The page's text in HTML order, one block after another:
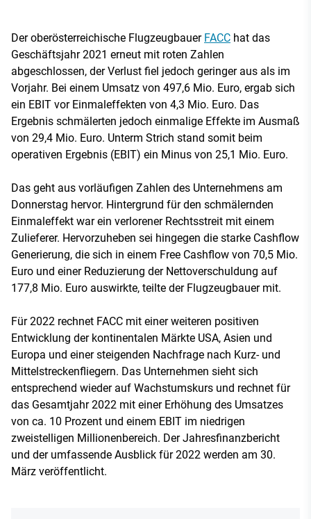
Der oberösterreichische Flugzeugbauer FACC hat das
Geschäftsjahr 2021 erneut mit roten Zahlen
abgeschlossen, der Verlust fiel jedoch geringer aus als im
Vorjahr. Bei einem Umsatz von 497,6 Mio. Euro, ergab sich
ein EBIT vor Einmaleffekten von 4,3 Mio. Euro. Das
Ergebnis schmälerten jedoch einmalige Effekte im Ausmaß
von 29,4 Mio. Euro. Unterm Strich stand somit beim
operativen Ergebnis (EBIT) ein Minus von 25,1 Mio. Euro.
Das geht aus vorläufigen Zahlen des Unternehmens am
Donnerstag hervor. Hintergrund für den schmälernden
Einmaleffekt war ein verlorener Rechtsstreit mit einem
Zulieferer. Hervorzuheben sei hingegen die starke Cashflow
Generierung, die sich in einem Free Cashflow von 70,5 Mio.
Euro und einer Reduzierung der Nettoverschuldung auf
177,8 Mio. Euro auswirkte, teilte der Flugzeugbauer mit.
Für 2022 rechnet FACC mit einer weiteren positiven
Entwicklung der kontinentalen Märkte USA, Asien und
Europa und einer steigenden Nachfrage nach Kurz- und
Mittelstreckenfliegern. Das Unternehmen sieht sich
entsprechend wieder auf Wachstumskurs und rechnet für
das Gesamtjahr 2022 mit einer Erhöhung des Umsatzes
von ca. 10 Prozent und einem EBIT im niedrigen
zweistelligen Millionenbereich. Der Jahresfinanzbericht
und der umfassende Ausblick für 2022 werden am 30.
März veröffentlicht.